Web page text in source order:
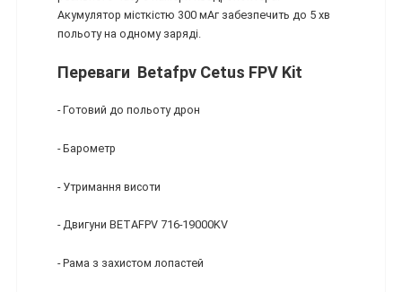
Акумулятор місткістю 300 мАг забезпечить до 5 хв
польоту на одному заряді.
Переваги Betafpv Cetus FPV Kit
- Готовий до польоту дрон
- Барометр
- Утримання висоти
- Двигуни BETAFPV 716-19000KV
- Рама з захистом лопастей